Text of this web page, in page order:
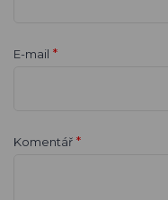
E-mail *
Komentář *